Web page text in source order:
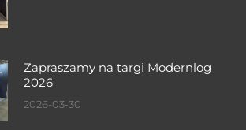
Zapraszamy na targi Modernlog
2026
2026-03-30